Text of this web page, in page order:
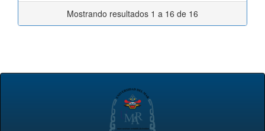
Mostrando resultados 1 a 16 de 16